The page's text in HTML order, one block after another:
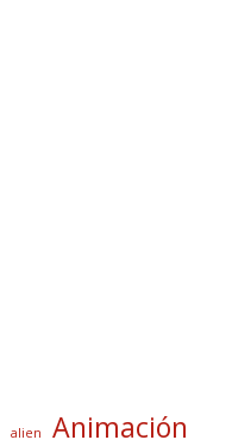
alien Animación